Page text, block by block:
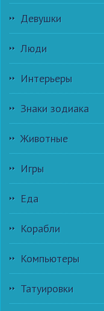
Девушки
Люди
Интерьеры
Знаки зодиака
Животные
Игры
Еда
Корабли
Компьютеры
Татуировки